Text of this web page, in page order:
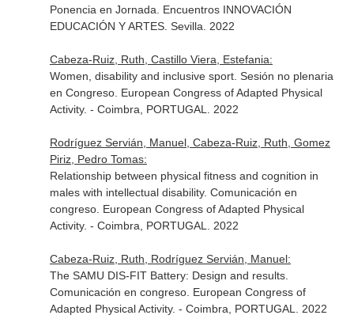
Ponencia en Jornada. Encuentros INNOVACIÓN
EDUCACIÓN Y ARTES. Sevilla. 2022
Cabeza-Ruiz, Ruth, Castillo Viera, Estefania:
Women, disability and inclusive sport. Sesión no plenaria
en Congreso. European Congress of Adapted Physical
Activity. - Coimbra, PORTUGAL. 2022
Rodríguez Servián, Manuel, Cabeza-Ruiz, Ruth, Gomez
Piriz, Pedro Tomas:
Relationship between physical fitness and cognition in
males with intellectual disability. Comunicación en
congreso. European Congress of Adapted Physical
Activity. - Coimbra, PORTUGAL. 2022
Cabeza-Ruiz, Ruth, Rodríguez Servián, Manuel:
The SAMU DIS-FIT Battery: Design and results.
Comunicación en congreso. European Congress of
Adapted Physical Activity. - Coimbra, PORTUGAL. 2022